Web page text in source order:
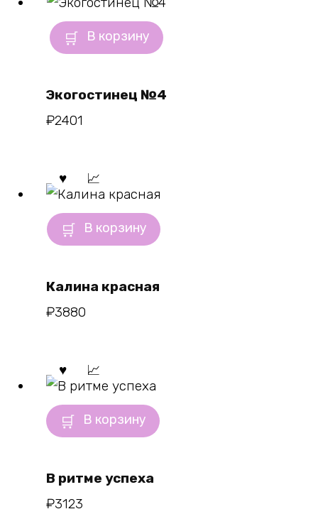
В корзину
Экогостинец №4
₽2401
В корзину
Калина красная
₽3880
В корзину
В ритме успеха
₽3123